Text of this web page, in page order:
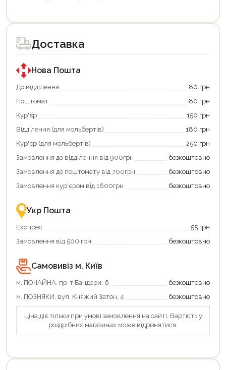
товар
для
покупки
державною
програмою
єКнига.
Використовуйте
карту
щоб
зекономити
та
отримати
переваги!
картою
єКнига
–
зручно
та
Доставка
Нова Пошта
До відділення
80 грн
Поштомат
80 грн
Кур'єр
150 грн
Відділення (для мольбертів)
180 грн
Кур'єр (для мольбертів)
250 грн
Замовлення до відділення від 900грн
безкоштовно
Замовлення до поштомату від 700грн
безкоштовно
Замовлення кур'єром від 1600грн
безкоштовно
Укр Пошта
Експрес
55 грн
Замовлення від 500 грн
безкоштовно
Самовивіз м. Київ
м. ПОЧАЙНА, пр-т Бандери, 6
безкоштовно
м. ПОЗНЯКИ, вул. Княжий Затон, 4
безкоштовно
Ціна діє тільки при умові замовлення на сайті. Вартість у
роздрібних магазинах може відрізнятися.